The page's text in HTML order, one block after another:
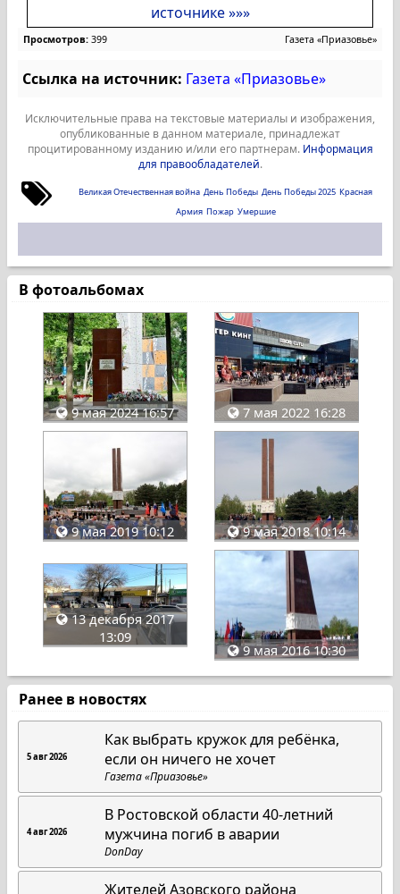
источнике »»»
Просмотров: 399 Газета «Приазовье»
Ссылка на источник: Газета «Приазовье»
Исключительные права на текстовые материалы и изображения,
опубликованные в данном материале, принадлежат
процитированному изданию и/или его партнерам. Информация
для правообладателей.
Великая Отечественная война День Победы День Победы 2025 Красная
Армия Пожар Умершие
В фотоальбомах
9 мая 2024 16:57 7 мая 2022 16:28
9 мая 2019 10:12 9 мая 2018 10:14
13 декабря 2017
13:09
9 мая 2016 10:30
Ранее в новостях
5 авг 2026
Как выбрать кружок для ребёнка,
если он ничего не хочет
Газета «Приазовье»
4 авг 2026
В Ростовской области 40-летний
мужчина погиб в аварии
DonDay
Жителей Азовского района